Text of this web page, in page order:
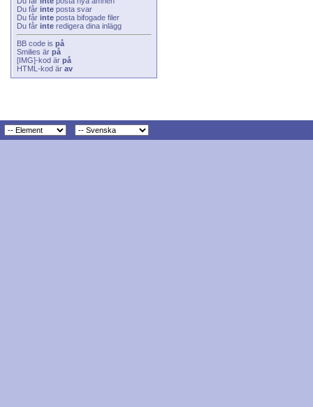
Du får inte posta svar
Du får inte posta bifogade filer
Du får inte redigera dina inlägg
BB code is på
Smilies är på
[IMG]-kod är på
HTML-kod är av